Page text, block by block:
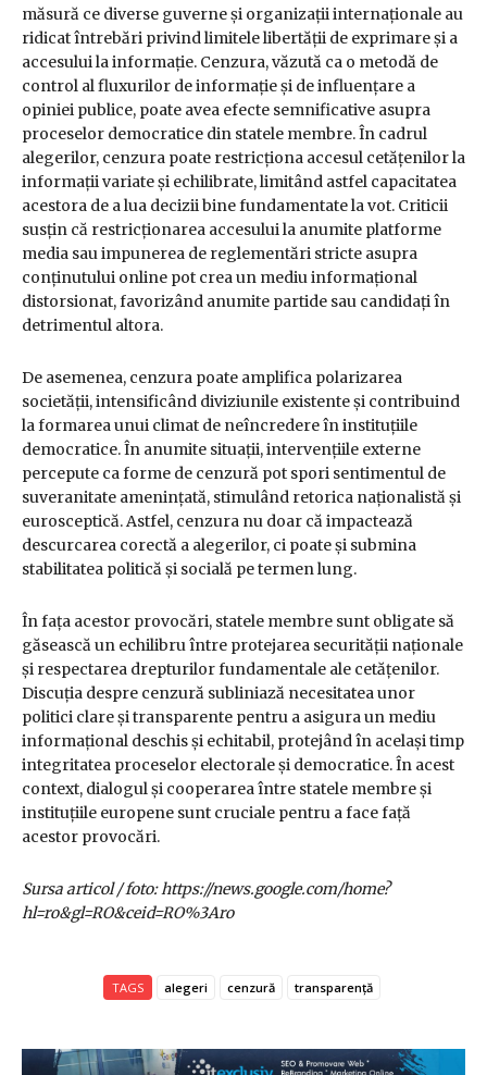
măsură ce diverse guverne și organizații internaționale au
ridicat întrebări privind limitele libertății de exprimare și a
accesului la informație. Cenzura, văzută ca o metodă de
control al fluxurilor de informație și de influențare a
opiniei publice, poate avea efecte semnificative asupra
proceselor democratice din statele membre. În cadrul
alegerilor, cenzura poate restricționa accesul cetățenilor la
informații variate și echilibrate, limitând astfel capacitatea
acestora de a lua decizii bine fundamentate la vot. Criticii
susțin că restricționarea accesului la anumite platforme
media sau impunerea de reglementări stricte asupra
conținutului online pot crea un mediu informațional
distorsionat, favorizând anumite partide sau candidați în
detrimentul altora.
De asemenea, cenzura poate amplifica polarizarea
societății, intensificând diviziunile existente și contribuind
la formarea unui climat de neîncredere în instituțiile
democratice. În anumite situații, intervențiile externe
percepute ca forme de cenzură pot spori sentimentul de
suveranitate amenințată, stimulând retorica naționalistă și
eurosceptică. Astfel, cenzura nu doar că impactează
descurcarea corectă a alegerilor, ci poate și submina
stabilitatea politică și socială pe termen lung.
În fața acestor provocări, statele membre sunt obligate să
găsească un echilibru între protejarea securității naționale
și respectarea drepturilor fundamentale ale cetățenilor.
Discuția despre cenzură subliniază necesitatea unor
politici clare și transparente pentru a asigura un mediu
informațional deschis și echitabil, protejând în același timp
integritatea proceselor electorale și democratice. În acest
context, dialogul și cooperarea între statele membre și
instituțiile europene sunt cruciale pentru a face față
acestor provocări.
Sursa articol / foto: https://news.google.com/home?
hl=ro&gl=RO&ceid=RO%3Aro
TAGS alegeri cenzură transparență